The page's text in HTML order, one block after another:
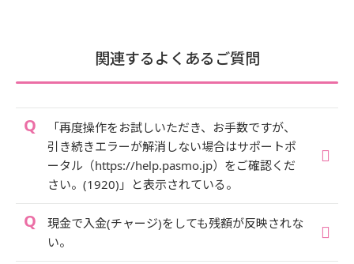
関連するよくあるご質問
「再度操作をお試しいただき、お手数ですが、
引き続きエラーが解消しない場合はサポートポ
ータル（https://help.pasmo.jp）をご確認くだ
さい。(1920)」と表示されている。
現金で入金(チャージ)をしても残額が反映されな
い。